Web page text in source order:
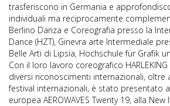
trasferiscono in Germania e
individuali ma reciprocamente
Berlino Danza e Coreografia presso la
Dance (HZT), Ginevra arte Intermediale
Belle Arti di Lipsia, Hochschule für Grafik
Con il loro lavoro coreografico
diversi riconoscimenti internazionali, oltre
festival internazionali, è stato presentato
europea AEROWAVES Twenty 19, alla New